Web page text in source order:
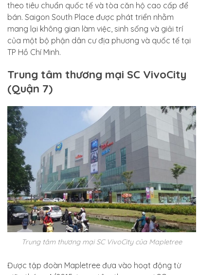
theo tiêu chuẩn quốc tế và tòa căn hộ cao cấp để
bán. Saigon South Place được phát triển nhằm
mang lại không gian làm việc, sinh sống và giải trí
của một bộ phận dân cư địa phương và quốc tế tại
TP Hồ Chí Minh.
Trung tâm thương mại SC VivoCity
(Quận 7)
Trung tâm thương mại SC VivoCity của Mapletree
Được tập đoàn Mapletree đưa vào hoạt động từ